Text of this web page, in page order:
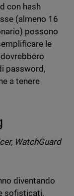
con hash
(almeno 16
possono
le
password,
a tenere
WatchGuard
diventando
sofisticati.